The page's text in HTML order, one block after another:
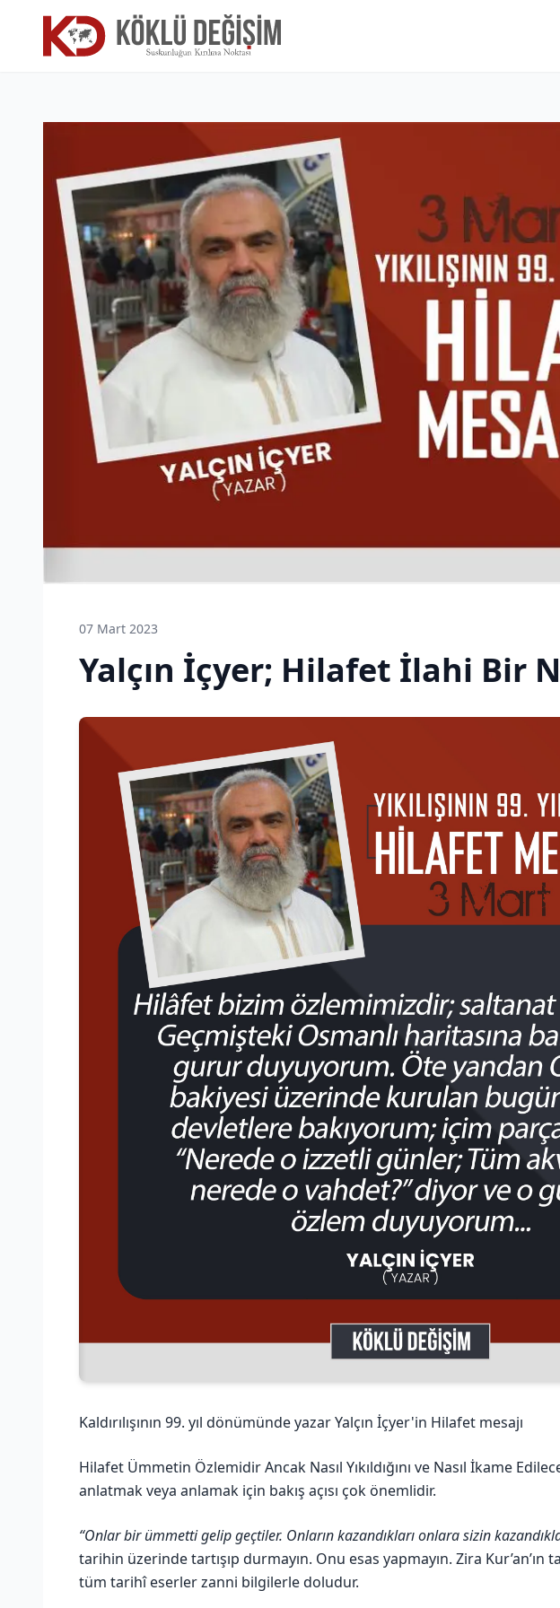
07 Mart 2023
Yalçın İçyer; Hilafet İlahi Bir
Kaldırılışının 99. yıl dönümünde yazar Yalçın İçyer'in Hilafet mesajı
Hilafet Ümmetin Özlemidir Ancak Nasıl Yıkıldığını ve Nasıl İkame
anlatmak veya anlamak için bakış açısı çok önemlidir.
“Onlar bir ümmetti gelip geçtiler. Onların kazandıkları onlara sizin
tarihin üzerinde tartışıp durmayın. Onu esas yapmayın. Zira Kur’an’ın
tüm tarihî eserler zanni bilgilerle doludur.